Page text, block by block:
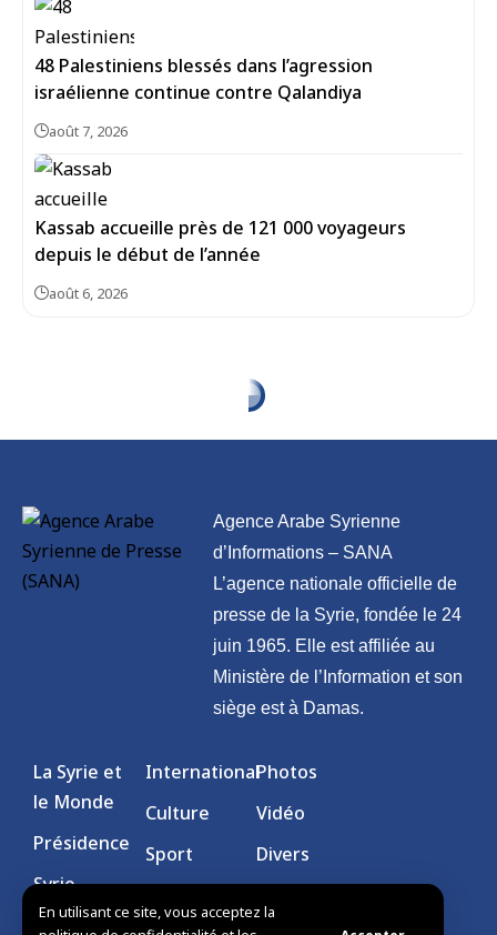
En utilisant ce site, vous acceptez la
48 Palestiniens blessés dans l’agression
israélienne continue contre Qalandiya
août 7, 2026
Kassab accueille près de 121 000 voyageurs
depuis le début de l’année
août 6, 2026
Agence Arabe Syrienne
d’Informations – SANA
L’agence nationale officielle de
presse de la Syrie, fondée le 24
juin 1965. Elle est affiliée au
Ministère de l’Information et son
siège est à Damas.
La Syrie et
le Monde
Présidence
Syrie
Économie
International
Culture
Sport
Photos
Vidéo
Divers